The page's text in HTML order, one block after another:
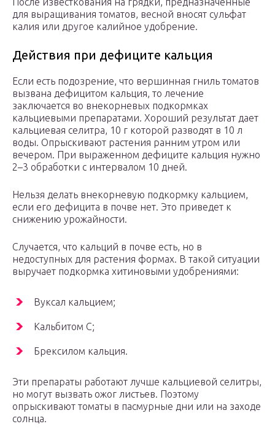
для выращивания томатов, весной вносят сульфат
калия или другое калийное удобрение.
Действия при дефиците кальция
Если есть подозрение, что вершинная гниль томатов
вызвана дефицитом кальция, то лечение
заключается во внекорневых подкормках
кальциевыми препаратами. Хороший результат дает
кальциевая селитра, 10 г которой разводят в 10 л
воды. Опрыскивают растения ранним утром или
вечером. При выраженном дефиците кальция нужно
2–3 обработки с интервалом 10 дней.
Нельзя делать внекорневую подкормку кальцием,
если его дефицита в почве нет. Это приведет к
снижению урожайности.
Случается, что кальций в почве есть, но в
недоступных для растения формах. В такой ситуации
выручает подкормка хитиновыми удобрениями:
Вуксал кальцием;
Кальбитом C;
Брексилом кальция.
Эти препараты работают лучше кальциевой селитры,
но могут вызвать ожог листьев. Поэтому
опрыскивают томаты в пасмурные дни или на заходе
солнца.